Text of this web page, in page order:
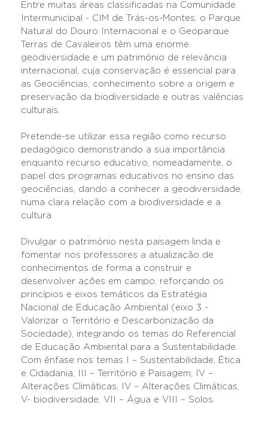
Entre muitas áreas classificadas na Comunidade
Intermunicipal - CIM de Trás-os-Montes, o Parque
Natural do Douro Internacional e o Geoparque
Terras de Cavaleiros têm uma enorme
geodiversidade e um património de relevância
internacional, cuja conservação é essencial para
as Geociências, conhecimento sobre a origem e
preservação da biodiversidade e outras valências
culturais.
Pretende-se utilizar essa região como recurso
pedagógico demonstrando a sua importância
enquanto recurso educativo, nomeadamente, o
papel dos programas educativos no ensino das
geociências, dando a conhecer a geodiversidade,
numa clara relação com a biodiversidade e a
cultura.
Divulgar o património nesta paisagem linda e
fomentar nos professores a atualização de
conhecimentos de forma a construir e
desenvolver ações em campo, reforçando os
princípios e eixos temáticos da Estratégia
Nacional de Educação Ambiental (eixo 3 -
Valorizar o Território e Descarbonização da
Sociedade), integrando os temas do Referencial
de Educação Ambiental para a Sustentabilidade.
Com ênfase nos temas I – Sustentabilidade, Ética
e Cidadania, III – Território e Paisagem; IV –
Alterações Climáticas. IV – Alterações Climáticas,
V- biodiversidade, VII – Água e VIII – Solos.